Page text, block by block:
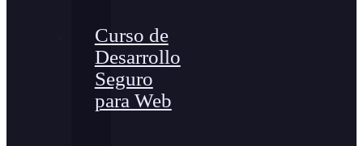
Curso de
Desarrollo
Seguro
para Web